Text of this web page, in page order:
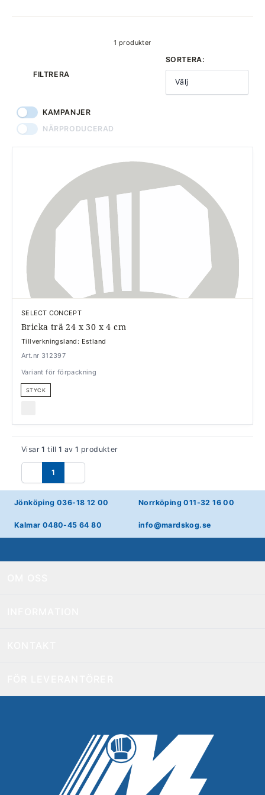
1 produkter
FILTRERA
SORTERA:
Välj
KAMPANJER
NÄRPRODUCERAD
SELECT CONCEPT
Bricka trä 24 x 30 x 4 cm
Tillverkningsland: Estland
Art.nr 312397
Variant för förpackning
STYCK
Visar1 till1 av1 produkter
Föregående
1
Nästa
Jönköping 036-18 12 00 Norrköping 011-32 16 00
Kalmar 0480-45 64 80 info@mardskog.se